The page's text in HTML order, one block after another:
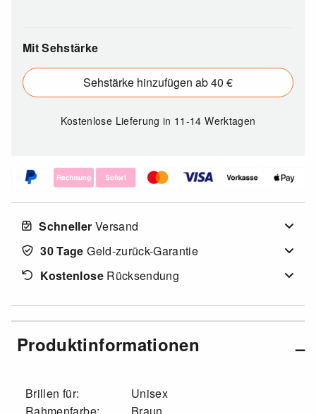
Mit Sehstärke
Sehstärke hinzufügen ab 40 €
Kostenlose Lieferungin 11-14 Werktagen
Schneller Versand
30 Tage Geld-zurück-Garantie
KostenloseRücksendung
Produktinformationen
Brillen für:
Unisex
Rahmenfarbe:
Braun